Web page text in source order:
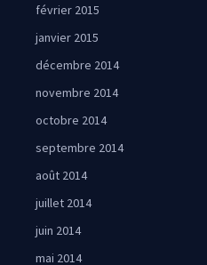
février 2015
janvier 2015
décembre 2014
novembre 2014
octobre 2014
septembre 2014
août 2014
juillet 2014
juin 2014
mai 2014